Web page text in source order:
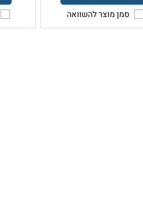
סמן מוצר להשוואה